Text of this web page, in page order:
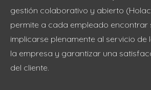
gestión colaborativo y abierto
permite a cada empleado encontrar
implicarse plenamente al servicio de
la empresa y garantizar una
del cliente.